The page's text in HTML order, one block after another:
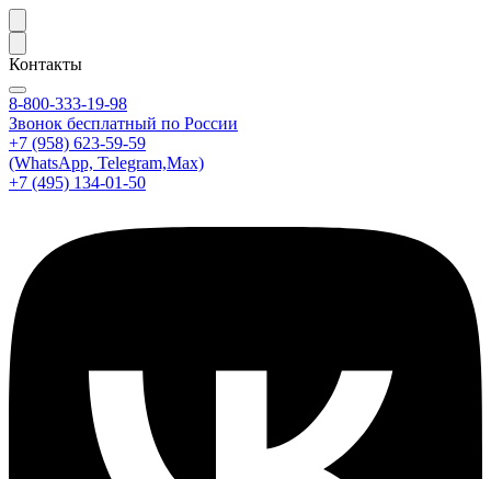
Контакты
8-800-333-19-98
Звонок бесплатный по России
+7 (958) 623-59-59
(WhatsApp, Telegram,Max)
+7 (495) 134-01-50